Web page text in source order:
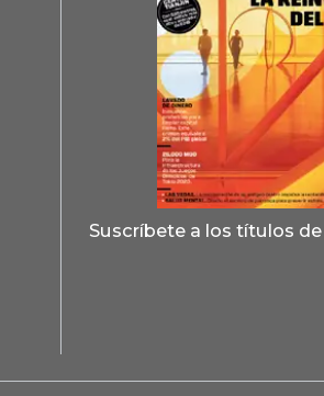
Suscríbete a los títulos